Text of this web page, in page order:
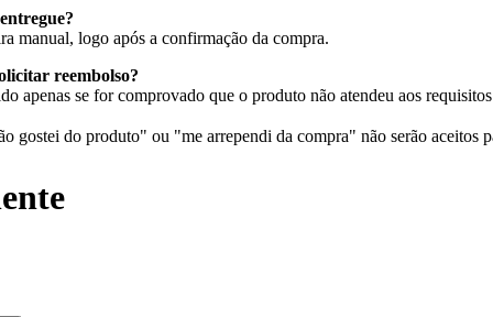
manual, logo após a confirmação da compra.
reembolso?
apenas se for comprovado que o produto não atendeu aos
gostei do produto" ou "me arrependi da compra" não serão aceitos